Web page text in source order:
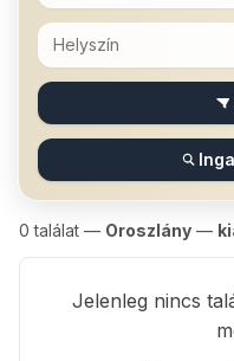
0 találat — Oroszlány —
Jelenleg nincs